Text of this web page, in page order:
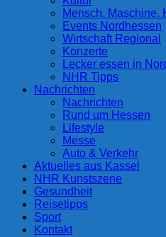
Mensch. Maschine.
Events Nordhessen
Wirtschaft Regional
Konzerte
Lecker essen in
NHR Tipps
Nachrichten
Nachrichten
Rund um Hessen
Lifestyle
Messe
Auto & Verkehr
Aktuelles aus Kassel
NHR Kunstszene
Gesundheit
Reisetipps
Sport
Kontakt